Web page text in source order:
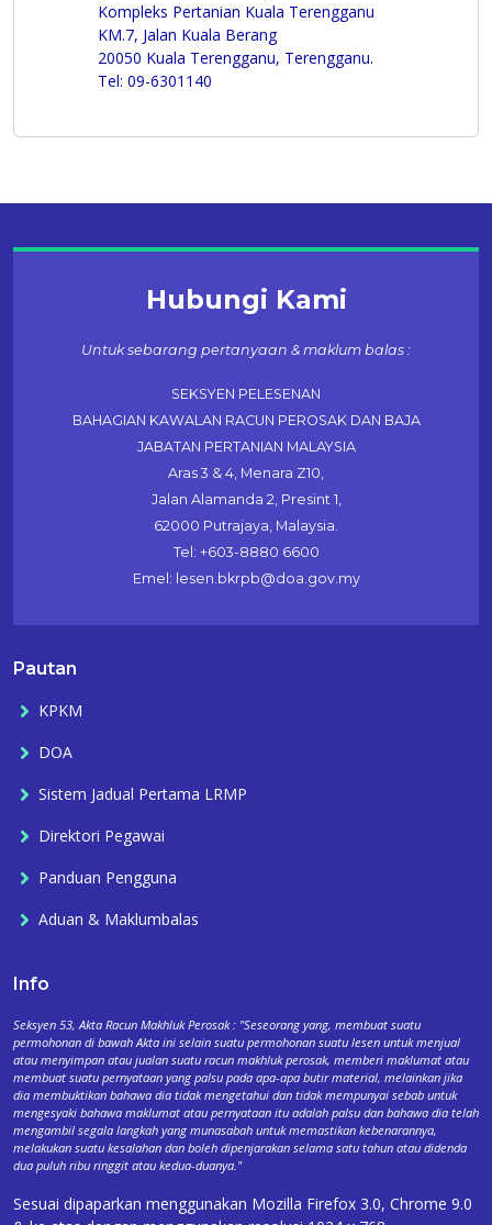
Kompleks Pertanian Kuala Terengganu
KM.7, Jalan Kuala Berang
20050 Kuala Terengganu, Terengganu.
Tel: 09-6301140
Hubungi Kami
Untuk sebarang pertanyaan & maklum balas :
SEKSYEN PELESENAN
BAHAGIAN KAWALAN RACUN PEROSAK DAN BAJA
JABATAN PERTANIAN MALAYSIA
Aras 3 & 4, Menara Z10,
Jalan Alamanda 2, Presint 1,
62000 Putrajaya, Malaysia.
Tel: +603-8880 6600
Emel: lesen.bkrpb@doa.gov.my
Pautan
KPKM
DOA
Sistem Jadual Pertama LRMP
Direktori Pegawai
Panduan Pengguna
Aduan & Maklumbalas
Info
Seksyen 53, Akta Racun Makhluk Perosak : "Seseorang yang, membuat suatu
permohonan di bawah Akta ini selain suatu permohonan suatu lesen untuk menjual
atau menyimpan atau jualan suatu racun makhluk perosak, memberi maklumat atau
membuat suatu pernyataan yang palsu pada apa-apa butir material, melainkan jika
dia membuktikan bahawa dia tidak mengetahui dan tidak mempunyai sebab untuk
mengesyaki bahawa maklumat atau pernyataan itu adalah palsu dan bahawa dia telah
mengambil segala langkah yang munasabah untuk memastikan kebenarannya,
melakukan suatu kesalahan dan boleh dipenjarakan selama satu tahun atau didenda
dua puluh ribu ringgit atau kedua-duanya."
Sesuai dipaparkan menggunakan Mozilla Firefox 3.0, Chrome 9.0